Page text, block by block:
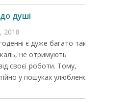
душі
2018
є дуже багато таких
не отримують
своєї роботи. Тому,
у пошуках улюбленої ...